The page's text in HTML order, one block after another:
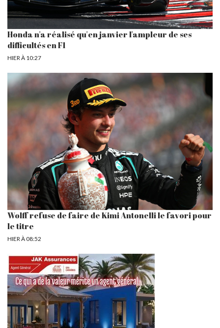
Honda n'a réalisé qu'en janvier l'ampleur de ses
difficultés en F1
HIER À 10:27
Wolff refuse de faire de Kimi Antonelli le favori pour
le titre
HIER À 08:52